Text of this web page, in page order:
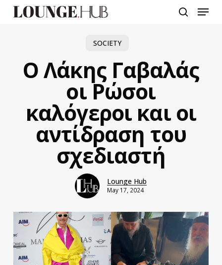
Menu
SOCIETY
O Λάκης Γαβαλάς
οι Ρώσοι
καλόγεροι και οι
αντίδραση του
σχεδιαστή
Lounge Hub
May 17, 2024